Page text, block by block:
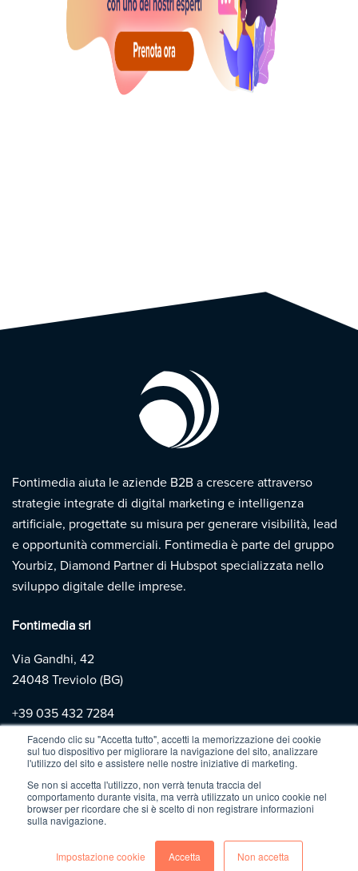
Facendo clic su "Accetta tutto", accetti la memorizzazione dei cookie
sul tuo dispositivo per migliorare la navigazione del sito, analizzare
l'utilizzo del sito e assistere nelle nostre iniziative di marketing.
Se non si accetta l'utilizzo, non verrà tenuta traccia del
comportamento durante visita, ma verrà utilizzato un unico cookie nel
browser per ricordare che si è scelto di non registrare informazioni
sulla navigazione.
Impostazione cookie Accetta Non accetta
Fontimedia aiuta le aziende B2B a crescere attraverso
strategie integrate di digital marketing e intelligenza
artificiale, progettate su misura per generare visibilità, lead
e opportunità commerciali. Fontimedia è parte del gruppo
Yourbiz, Diamond Partner di Hubspot specializzata nello
sviluppo digitale delle imprese.
Fontimedia srl
Via Gandhi, 42
24048 Treviolo (BG)
+39 035 432 7284
Copyright 2026 | Fontimedia |P.IVA: 03997730167 |
Policy|Cookie Policy